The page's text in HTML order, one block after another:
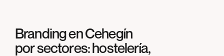
Branding enCehegín
por sectores: hostelería,